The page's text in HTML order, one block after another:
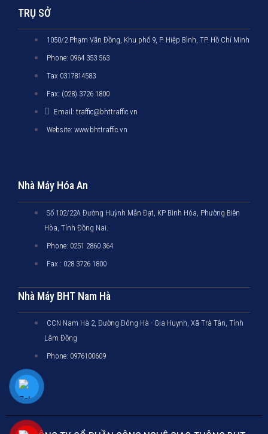
TRỤ SỞ
1050/2 Phạm Văn Đồng, Khu phố 9, P. Hiệp Bình, TP. Hồ Chí Minh
Phone: 0964 353 563
Tax 0317814583
Fax: (028) 3726 1800
Email: traffic@bhttraffic.vn
Website: www.bhttraffic.vn
Nhà Máy Hóa An
Số 102/22A Đường Huỳnh Mẫn Đạt, KP Bình Hóa, Phường Biên
Hòa, Tỉnh Đồng Nai.
Phone: 0251 2860 364
Fax : 028 3726 1800
Nhà Máy BHT Nam Hà
CCN Nam Hà 2, Đường Đông Hà - Gia Huynh, Xã Trà Tân, Tỉnh
Lâm Đồng
Phone: 0976100609